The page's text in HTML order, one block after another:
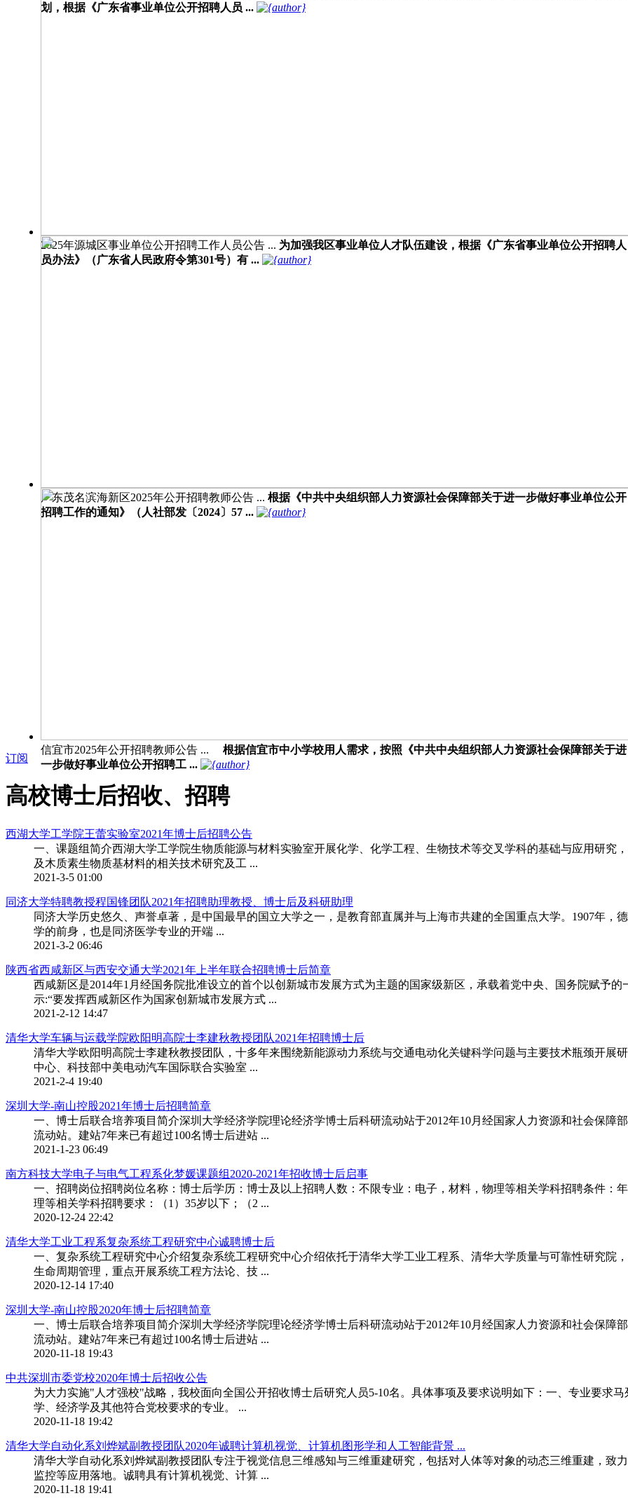
划，根据《广东省事业单位公开招聘人员 ...
2025年源城区事业单位公开招聘工作人员公告 ... 为加强我区事业单位人才队伍建设，根据《广东省事业单位公开招聘人
员办法》（广东省人民政府令第301号）有 ...
广东茂名滨海新区2025年公开招聘教师公告 ... 根据《中共中央组织部人力资源社会保障部关于进一步做好事业单位公开
招聘工作的通知》（人社部发〔2024〕57 ...
信宜市2025年公开招聘教师公告 ...
根据信宜市中小学校用人需求，按照《中共中央组织部人力资源社会保障部关于进
一步做好事业单位公开招聘工 ...
订阅
高校博士后招收、招聘
西湖大学工学院王蕾实验室2021年博士后招聘公告
一、课题组简介西湖大学工学院生物质能源与材料实验室开展化学、化学工程、生物技术等交叉学科的基础与应用研究
及木质素生物质基材料的相关技术研究及工 ...
2021-3-5 01:00
同济大学特聘教授程国锋团队2021年招聘助理教授、博士后及科研助理
同济大学历史悠久、声誉卓著，是中国最早的国立大学之一，是教育部直属并与上海市共建的全国重点大学。1907年，
学的前身，也是同济医学专业的开端 ...
2021-3-2 06:46
陕西省西咸新区与西安交通大学2021年上半年联合招聘博士后简章
西咸新区是2014年1月经国务院批准设立的首个以创新城市发展方式为主题的国家级新区，承载着党中央、国务院赋予
示:“要发挥西咸新区作为国家创新城市发展方式 ...
2021-2-12 14:47
清华大学车辆与运载学院欧阳明高院士李建秋教授团队2021年招聘博士后
清华大学欧阳明高院士李建秋教授团队，十多年来围绕新能源动力系统与交通电动化关键科学问题与主要技术瓶颈开展
中心、科技部中美电动汽车国际联合实验室 ...
2021-2-4 19:40
深圳大学-南山控股2021年博士后招聘简章
一、博士后联合培养项目简介深圳大学经济学院理论经济学博士后科研流动站于2012年10月经国家人力资源和社会保障
流动站。建站7年来已有超过100名博士后进站 ...
2021-1-23 06:49
南方科技大学电子与电气工程系化梦媛课题组2020-2021年招收博士后启事
一、招聘岗位招聘岗位名称：博士后学历：博士及以上招聘人数：不限专业：电子，材料，物理等相关学科招聘条件：
理等相关学科招聘要求：（1）35岁以下；（2 ...
2020-12-24 22:42
清华大学工业工程系复杂系统工程研究中心诚聘博士后
一、复杂系统工程研究中心介绍复杂系统工程研究中心介绍依托于清华大学工业工程系、清华大学质量与可靠性研究院
生命周期管理，重点开展系统工程方法论、技 ...
2020-12-14 17:40
深圳大学-南山控股2020年博士后招聘简章
一、博士后联合培养项目简介深圳大学经济学院理论经济学博士后科研流动站于2012年10月经国家人力资源和社会保障
流动站。建站7年来已有超过100名博士后进站 ...
2020-11-18 19:43
中共深圳市委党校2020年博士后招收公告
为大力实施"人才强校"战略，我校面向全国公开招收博士后研究人员5-10名。具体事项及要求说明如下：一、专业要求
学、经济学及其他符合党校要求的专业。 ...
2020-11-18 19:42
清华大学自动化系刘烨斌副教授团队2020年诚聘计算机视觉、计算机图形学和人工智能背景 ...
清华大学自动化系刘烨斌副教授团队专注于视觉信息三维感知与三维重建研究，包括对人体等对象的动态三维重建，致
监控等应用落地。诚聘具有计算机视觉、计算 ...
2020-11-18 19:41